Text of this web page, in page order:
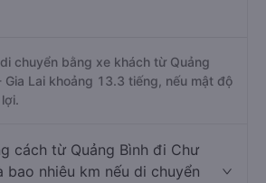
chuyển bằng xe khách từ Quảng
Gia Lai khoảng 13.3 tiếng, nếu mật độ
cách từ Quảng Bình đi Chư
bao nhiêu km nếu di chuyển